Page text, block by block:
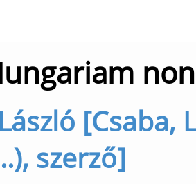
[Csaba,
szerző]